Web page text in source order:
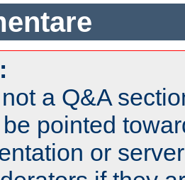
a Q&A
pointed
or